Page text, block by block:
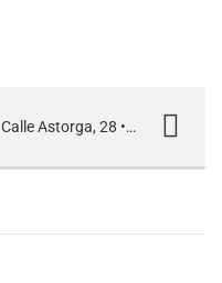
Calle Astorga, 28 • León